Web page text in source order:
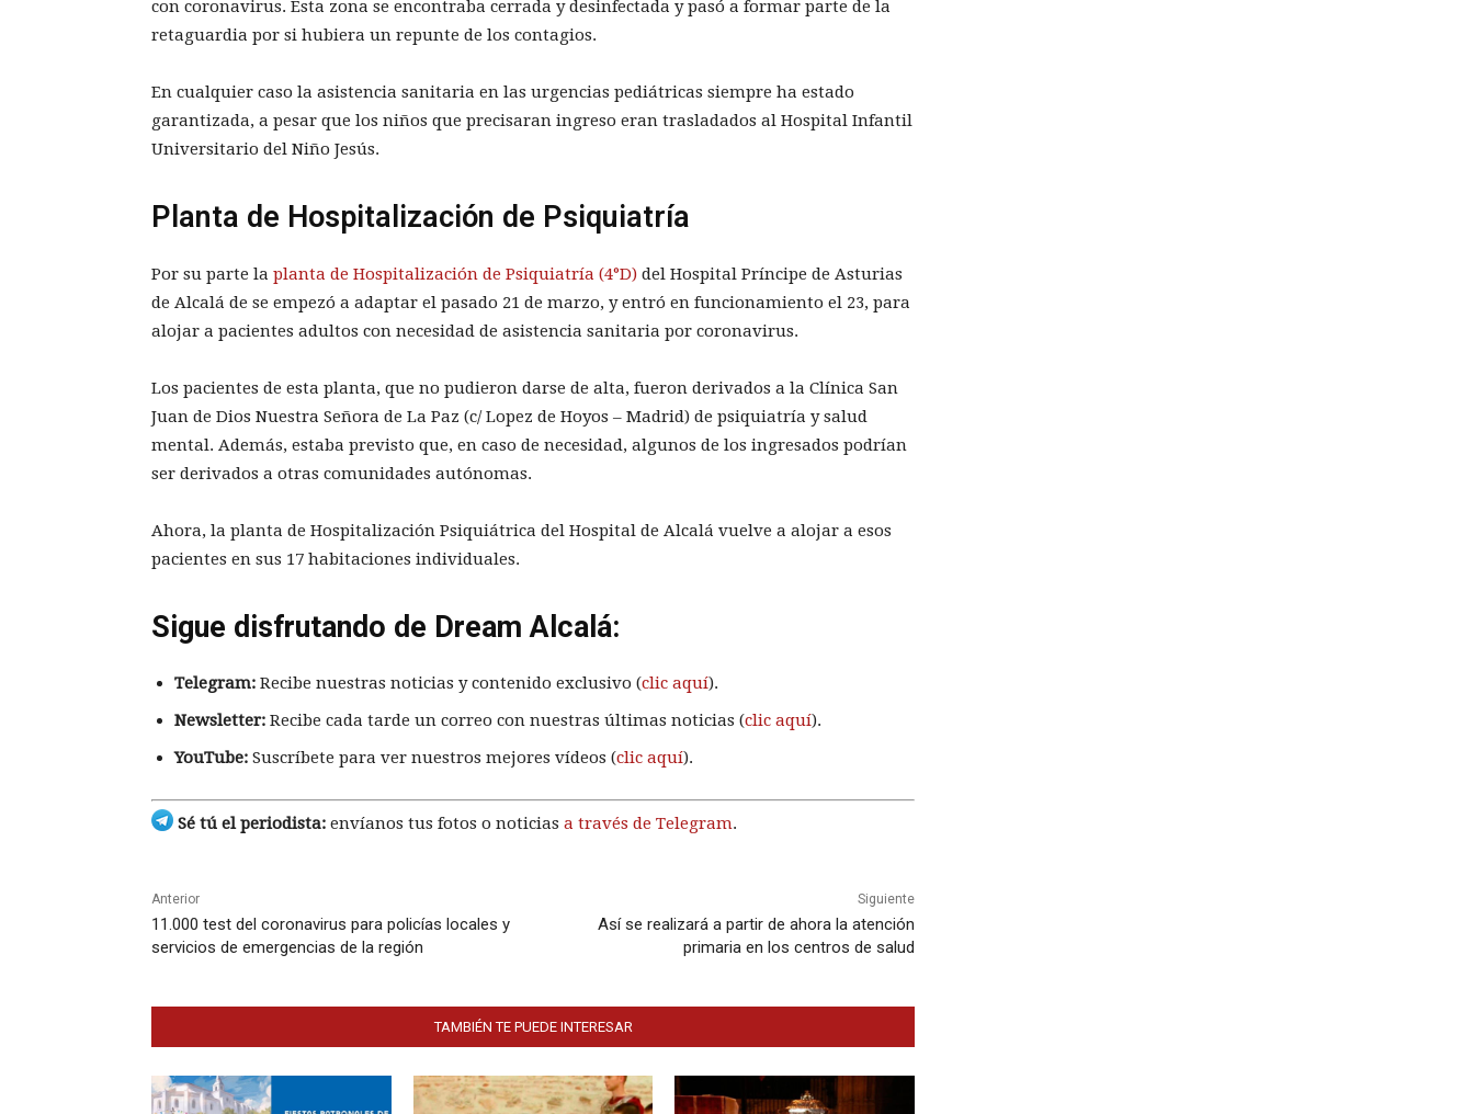
con coronavirus. Esta zona se encontraba cerrada y desinfectada y pasó a formar parte de la
retaguardia por si hubiera un repunte de los contagios.
En cualquier caso la asistencia sanitaria en las urgencias pediátricas siempre ha estado
garantizada, a pesar que los niños que precisaran ingreso eran trasladados al Hospital Infantil
Universitario del Niño Jesús.
Planta de Hospitalización de Psiquiatría
Por su parte la planta de Hospitalización de Psiquiatría (4°D) del Hospital Príncipe de Asturias
de Alcalá de se empezó a adaptar el pasado 21 de marzo, y entró en funcionamiento el 23, para
alojar a pacientes adultos con necesidad de asistencia sanitaria por coronavirus.
Los pacientes de esta planta, que no pudieron darse de alta, fueron derivados a la Clínica San
Juan de Dios Nuestra Señora de La Paz (c/ Lopez de Hoyos – Madrid) de psiquiatría y salud
mental. Además, estaba previsto que, en caso de necesidad, algunos de los ingresados podrían
ser derivados a otras comunidades autónomas.
Ahora, la planta de Hospitalización Psiquiátrica del Hospital de Alcalá vuelve a alojar a esos
pacientes en sus 17 habitaciones individuales.
Sigue disfrutando de Dream Alcalá:
Telegram: Recibe nuestras noticias y contenido exclusivo (clic aquí).
Newsletter: Recibe cada tarde un correo con nuestras últimas noticias (clic aquí).
YouTube: Suscríbete para ver nuestros mejores vídeos (clic aquí).
Sé tú el periodista: envíanos tus fotos o noticias a través de Telegram.
Anterior
11.000 test del coronavirus para policías locales y
servicios de emergencias de la región
Siguiente
Así se realizará a partir de ahora la atención
primaria en los centros de salud
TAMBIÉN TE PUEDE INTERESAR